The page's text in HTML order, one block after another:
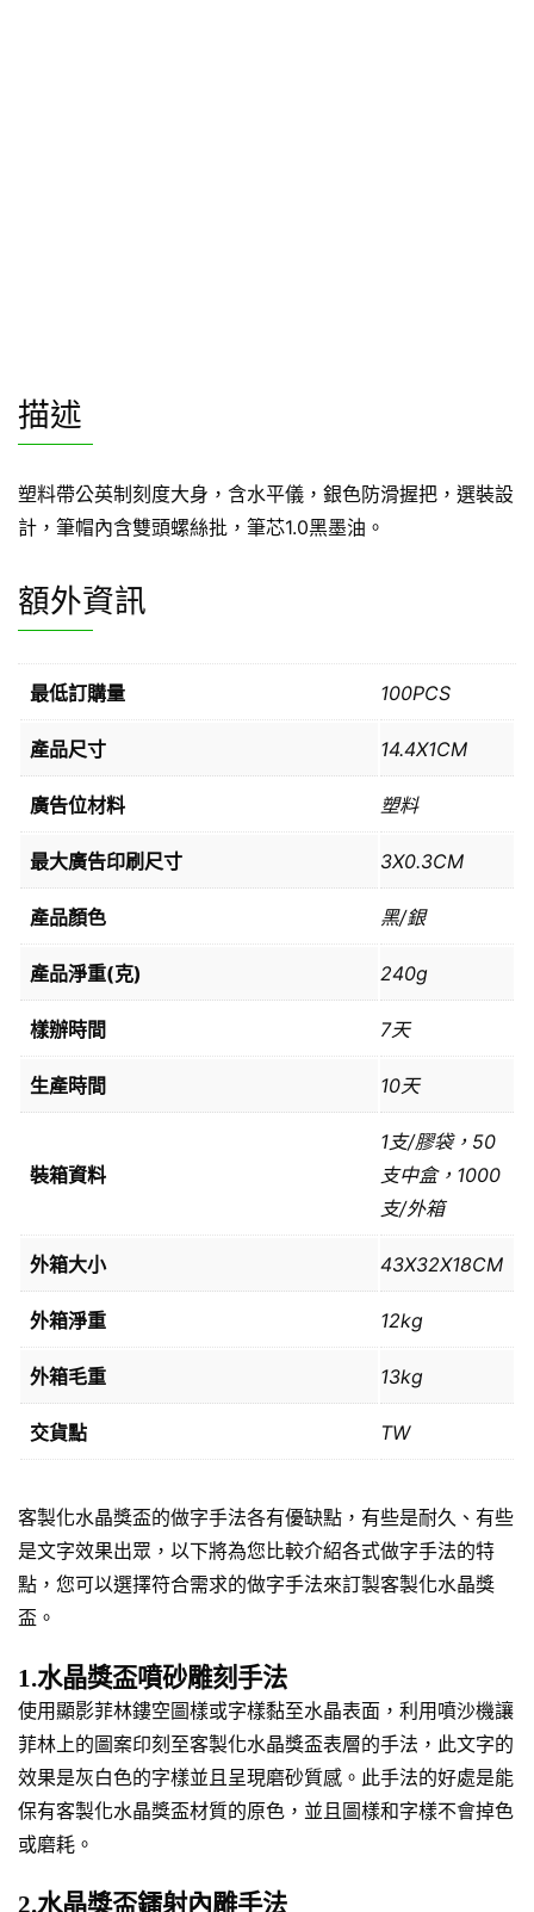
描述
塑料帶公英制刻度大身，含水平儀，銀色防滑握把，選裝設
計，筆帽內含雙頭螺絲批，筆芯1.0黑墨油。
額外資訊
最低訂購量 100PCS
產品尺寸 14.4X1CM
廣告位材料 塑料
最大廣告印刷尺寸 3X0.3CM
產品顏色 黑/銀
產品淨重(克) 240g
樣辦時間 7天
生產時間 10天
裝箱資料
1支/膠袋，50
支中盒，1000
支/外箱
外箱大小 43X32X18CM
外箱淨重 12kg
外箱毛重 13kg
交貨點 TW
客製化水晶獎盃的做字手法各有優缺點，有些是耐久、有些
是文字效果出眾，以下將為您比較介紹各式做字手法的特
點，您可以選擇符合需求的做字手法來訂製客製化水晶獎
盃。
1.水晶獎盃噴砂雕刻手法
使用顯影菲林鏤空圖樣或字樣黏至水晶表面，利用噴沙機讓
菲林上的圖案印刻至客製化水晶獎盃表層的手法，此文字的
效果是灰白色的字樣並且呈現磨砂質感。此手法的好處是能
保有客製化水晶獎盃材質的原色，並且圖樣和字樣不會掉色
或磨耗。
2.水晶獎盃鐳射內雕手法